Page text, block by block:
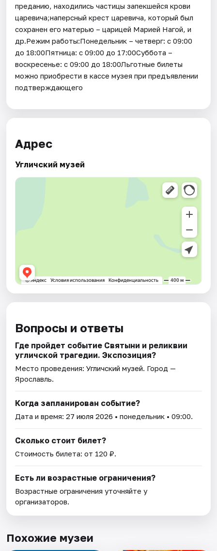
преданию, находились частицы запекшейся крови
царевича;наперсный крест царевича, который был
сохранен его матерью – царицей Марией Нагой, и
др.Режим работы:Понедельник – четверг: с 09:00
до 18:00Пятница: с 09:00 до 17:00Суббота –
воскресенье: с 09:00 до 18:00Льготные билеты
можно приобрести в кассе музея при предъявлении
подтверждающего
Адрес
Угличский музей
Вопросы и ответы
Где пройдет событие Святыни и реликвии
угличской трагедии. Экспозиция?
Место проведения:Угличский музей. Город —
Ярославль.
Когда запланирован событие?
Дата и время:27 июля 2026 • понедельник • 09:00.
Сколько стоит билет?
Стоимость билета: от 120 ₽.
Есть ли возрастные ограничения?
Возрастные ограничения уточняйте у
организаторов.
Похожие музеи